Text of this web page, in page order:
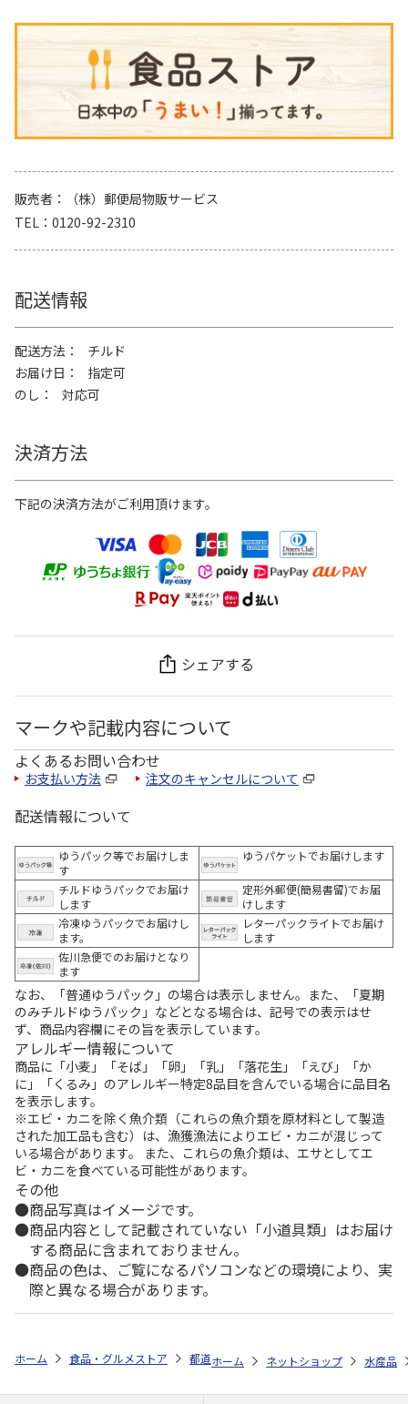
販売者
（株）郵便局物販サービス
TEL
0120-92-2310
配送情報
配送方法
チルド
お届け日
指定可
のし
対応可
決済方法
下記の決済方法がご利用頂けます。
シェアする
マークや記載内容について
よくあるお問い合わせ
お支払い方法 注文のキャンセルについて
配送情報について
ゆうパック等でお届けしま
す
ゆうパケットでお届けします
チルドゆうパックでお届け
します
定形外郵便(簡易書留)でお届
けします
冷凍ゆうパックでお届けし
ます。
レターパックライトでお届け
します
佐川急便でのお届けとなり
ます
なお、「普通ゆうパック」の場合は表示しません。また、「夏期
のみチルドゆうパック」などとなる場合は、記号での表示はせ
ず、商品内容欄にその旨を表示しています。
アレルギー情報について
商品に「小麦」「そば」「卵」「乳」「落花生」「えび」「か
に」「くるみ」のアレルギー特定8品目を含んでいる場合に品目名
を表示します。
※エビ・カニを除く魚介類（これらの魚介類を原材料として製造
された加工品も含む）は、漁獲漁法によりエビ・カニが混じって
いる場合があります。 また、これらの魚介類は、エサとしてエ
ビ・カニを食べている可能性があります。
その他
商品写真はイメージです。
商品内容として記載されていない「小道具類」はお届け
する商品に含まれておりません。
商品の色は、ご覧になるパソコンなどの環境により、実
際と異なる場合があります。
ホーム 食品・グルメストア 都道府県から探す 山口県 ふくざん
ホーム ネットショップ 水産品